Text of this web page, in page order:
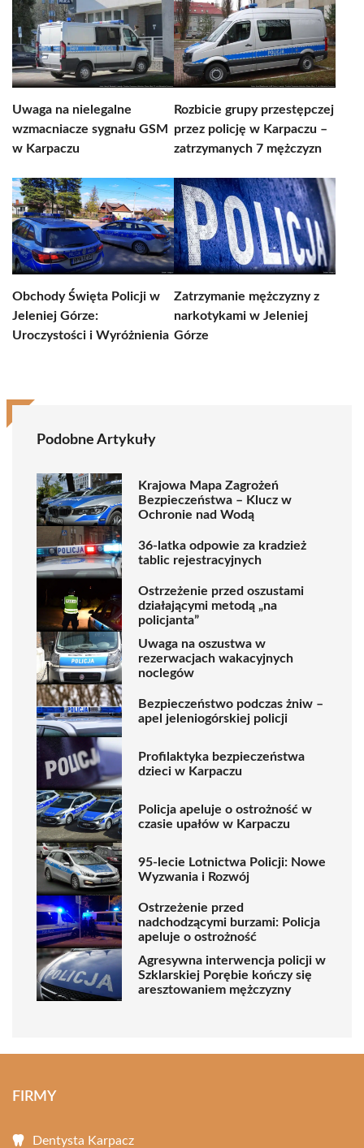
Uwaga na nielegalne
wzmacniacze sygnału GSM
w Karpaczu
Rozbicie grupy przestępczej
przez policję w Karpaczu –
zatrzymanych 7 mężczyzn
Obchody Święta Policji w
Jeleniej Górze:
Uroczystości i Wyróżnienia
Zatrzymanie mężczyzny z
narkotykami w Jeleniej
Górze
Podobne Artykuły
Krajowa Mapa Zagrożeń
Bezpieczeństwa – Klucz w
Ochronie nad Wodą
36-latka odpowie za kradzież
tablic rejestracyjnych
Ostrzeżenie przed oszustami
działającymi metodą „na
policjanta”
Uwaga na oszustwa w
rezerwacjach wakacyjnych
noclegów
Bezpieczeństwo podczas żniw –
apel jeleniogórskiej policji
Profilaktyka bezpieczeństwa
dzieci w Karpaczu
Policja apeluje o ostrożność w
czasie upałów w Karpaczu
95-lecie Lotnictwa Policji: Nowe
Wyzwania i Rozwój
Ostrzeżenie przed
nadchodzącymi burzami: Policja
apeluje o ostrożność
Agresywna interwencja policji w
Szklarskiej Porębie kończy się
aresztowaniem mężczyzny
FIRMY
Dentysta Karpacz